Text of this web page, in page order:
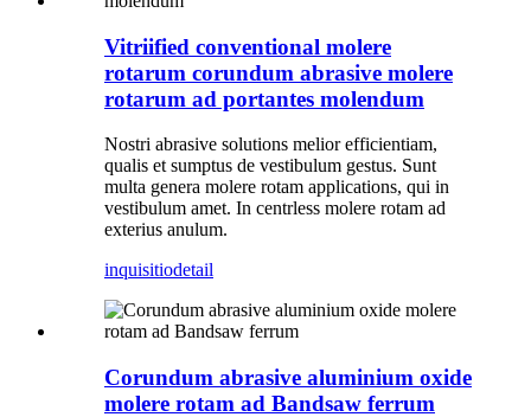
Vitriified conventional molere
rotarum corundum abrasive molere
rotarum ad portantes molendum
Nostri abrasive solutions melior efficientiam,
qualis et sumptus de vestibulum gestus. Sunt
multa genera molere rotam applications, qui in
vestibulum amet. In centrless molere rotam ad
exterius anulum.
inquisitiodetail
Corundum abrasive aluminium oxide
molere rotam ad Bandsaw ferrum